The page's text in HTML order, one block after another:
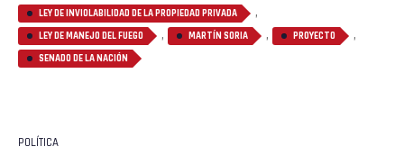
LEY DE INVIOLABILIDAD DE LA PROPIEDAD PRIVADA ,
LEY DE MANEJO DEL FUEGO , MARTÍN SORIA , PROYECTO ,
SENADO DE LA NACIÓN
POLÍTICA